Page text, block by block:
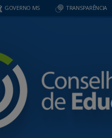
GOVERNO MS TRANSPARÊNCIA